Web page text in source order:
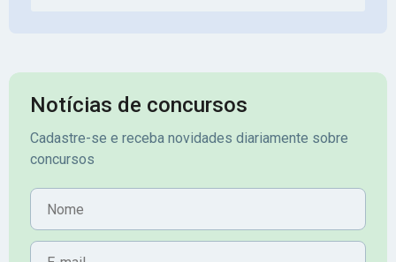
Notícias de concursos
Cadastre-se e receba novidades diariamente sobre
concursos
Nome
E-mail